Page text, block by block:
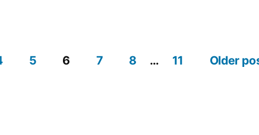
5 6 7 8 … 11 Older